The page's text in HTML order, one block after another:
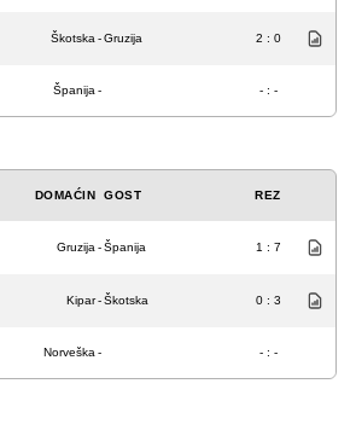
Škotska -Gruzija 2 : 0
Španija - - : -
DOMAĆIN GOST REZ
Gruzija -Španija 1 : 7
Kipar-Škotska 0 : 3
Norveška - - : -